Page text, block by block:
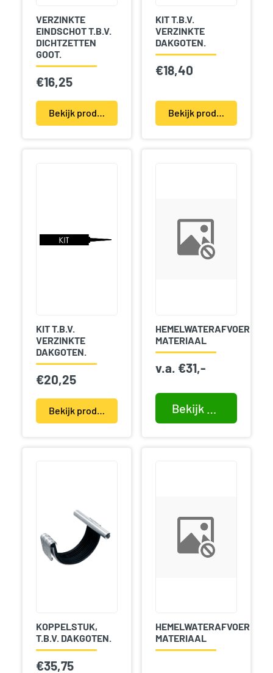
VERZINKTE
EINDSCHOT T.B.V.
DICHTZETTEN
GOOT.
€16,25
Bekijk product(en)
KIT T.B.V.
VERZINKTE
DAKGOTEN.
€18,40
Bekijk product(en)
KIT T.B.V.
VERZINKTE
DAKGOTEN.
€20,25
Bekijk product(en)
HEMELWATERAFVOER
MATERIAAL
v.a. €31,-
Bekijk product
KOPPELSTUK,
T.B.V. DAKGOTEN.
€35,75
HEMELWATERAFVOER
MATERIAAL